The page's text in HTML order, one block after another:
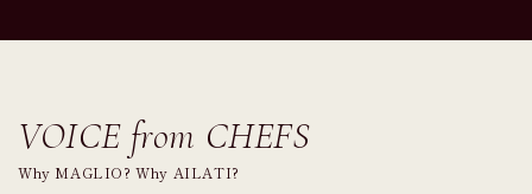
VOICE from CHEFS
Why MAGLIO? Why AILATI?